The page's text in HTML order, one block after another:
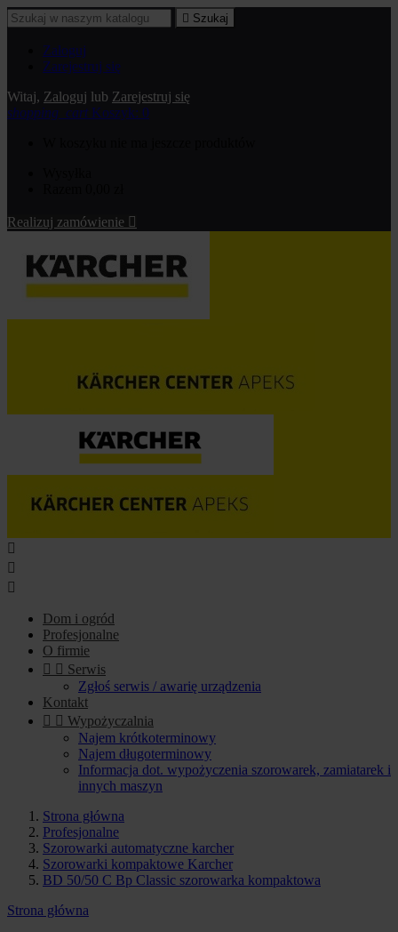
 Szukaj
Zaloguj
Zarejestruj się
Witaj, Zaloguj lub Zarejestruj się
shopping_cart Koszyk: 0
Realizuj zamówienie 



Dom i ogród
Profesjonalne
O firmie
  Serwis
Zgłoś serwis / awarię urządzenia
Kontakt
  Wypożyczalnia
Najem krótkoterminowy
Najem długoterminowy
Informacja dot. wypożyczenia szorowarek, zamiatarek i
innych maszyn
Strona główna
Profesjonalne
Szorowarki automatyczne karcher
Szorowarki kompaktowe Karcher
BD 50/50 C Bp Classic szorowarka kompaktowa
Strona główna